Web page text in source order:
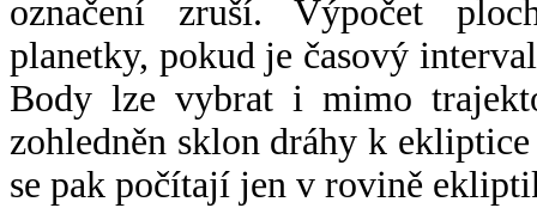
označení zruší. Výpočet
planetky, pokud je časový
Body lze vybrat i mimo
zohledněn sklon dráhy k
se pak počítají jen v rovině